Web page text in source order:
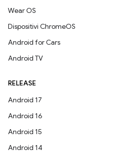
Wear OS
Dispositivi ChromeOS
Android for Cars
Android TV
RELEASE
Android 17
Android 16
Android 15
Android 14